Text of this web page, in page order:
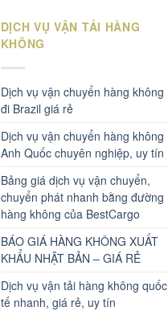
DỊCH VỤ VẬN TẢI HÀNG
KHÔNG
Dịch vụ vận chuyển hàng không
đi Brazil giá rẻ
Dịch vụ vận chuyển hàng không
Anh Quốc chuyên nghiệp, uy tín
Bảng giá dịch vụ vận chuyển,
chuyển phát nhanh bằng đường
hàng không của BestCargo
BÁO GIÁ HÀNG KHÔNG XUẤT
KHẨU NHẬT BẢN – GIÁ RẺ
Dịch vụ vận tải hàng không quốc
tế nhanh, giá rẻ, uy tín